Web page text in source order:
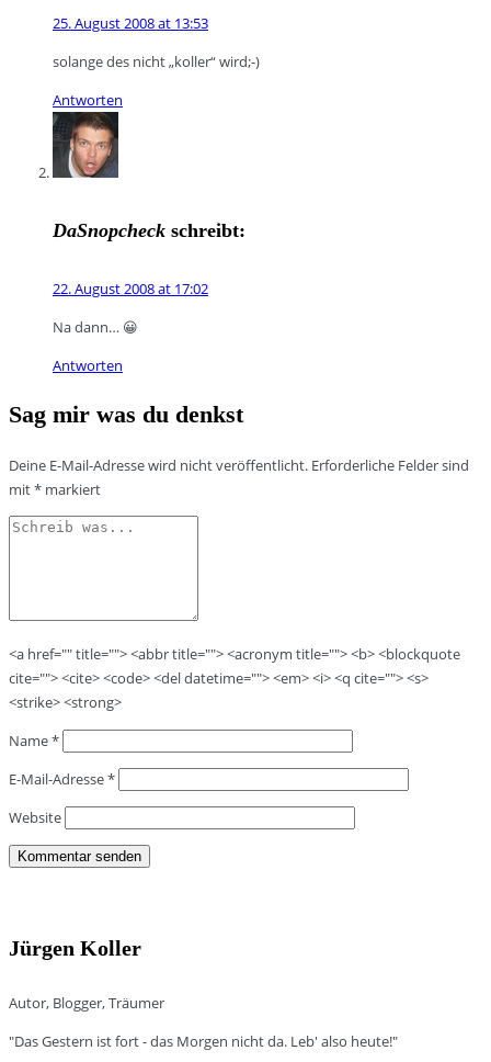
25. August 2008 at 13:53
solange des nicht „koller“ wird;-)
Antworten
DaSnopcheck schreibt:
22. August 2008 at 17:02
Na dann… 😀
Antworten
Sag mir was du denkst
Deine E-Mail-Adresse wird nicht veröffentlicht. Erforderliche Felder sind
mit* markiert
<a href="" title=""> <abbr title=""> <acronym title=""> <b> <blockquote
cite=""> <cite> <code> <del datetime=""> <em> <i> <q cite=""> <s>
<strike> <strong>
Name*
E-Mail-Adresse*
Website
Jürgen Koller
Autor, Blogger, Träumer
"Das Gestern ist fort - das Morgen nicht da. Leb' also heute!"